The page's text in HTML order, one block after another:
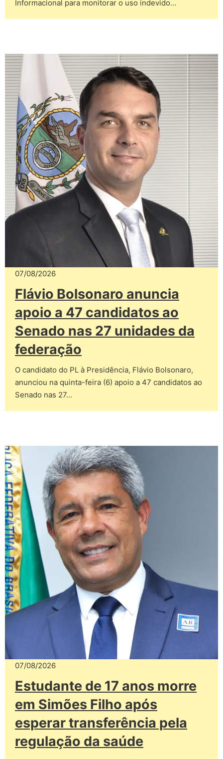
Informacional para monitorar o uso indevido…
07/08/2026
Flávio Bolsonaro anuncia
apoio a 47 candidatos ao
Senado nas 27 unidades da
federação
O candidato do PL à Presidência, Flávio Bolsonaro,
anunciou na quinta-feira (6) apoio a 47 candidatos ao
Senado nas 27…
07/08/2026
Estudante de 17 anos morre
em Simões Filho após
esperar transferência pela
regulação da saúde